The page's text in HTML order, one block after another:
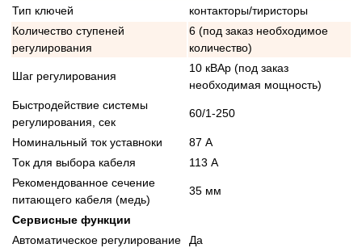
Тип ключей
контакторы/тиристоры
Количество ступеней
регулирования
6 (под заказ необходимое
количество)
Шаг регулирования
10 кВАр (под заказ
необходимая мощность)
Быстродействие системы
регулирования, сек
60/1-250
Номинальный ток уставноки
87 А
Ток для выбора кабеля
113 А
Рекомендованное сечение
питающего кабеля (медь)
35 мм
Сервисные функции
Автоматическое регулирование
Да